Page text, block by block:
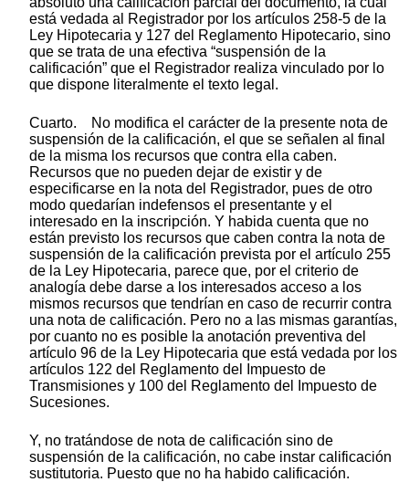
está vedada al Registrador por los artículos 258-5 de la
Ley Hipotecaria y 127 del Reglamento Hipotecario, sino
que se trata de una efectiva “suspensión de la
calificación” que el Registrador realiza vinculado por lo
que dispone literalmente el texto legal.
Cuarto. No modifica el carácter de la presente nota de
suspensión de la calificación, el que se señalen al final
de la misma los recursos que contra ella caben.
Recursos que no pueden dejar de existir y de
especificarse en la nota del Registrador, pues de otro
modo quedarían indefensos el presentante y el
interesado en la inscripción. Y habida cuenta que no
están previsto los recursos que caben contra la nota de
suspensión de la calificación prevista por el artículo 255
de la Ley Hipotecaria, parece que, por el criterio de
analogía debe darse a los interesados acceso a los
mismos recursos que tendrían en caso de recurrir contra
una nota de calificación. Pero no a las mismas garantías,
por cuanto no es posible la anotación preventiva del
artículo 96 de la Ley Hipotecaria que está vedada por los
artículos 122 del Reglamento del Impuesto de
Transmisiones y 100 del Reglamento del Impuesto de
Sucesiones.
Y, no tratándose de nota de calificación sino de
suspensión de la calificación, no cabe instar calificación
sustitutoria. Puesto que no ha habido calificación.